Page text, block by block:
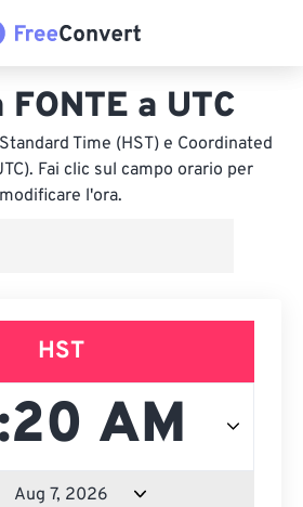
FONTE a UTC
Time (HST) e Coordinated
Fai clic sul campo orario per
modificare l'ora.
HST